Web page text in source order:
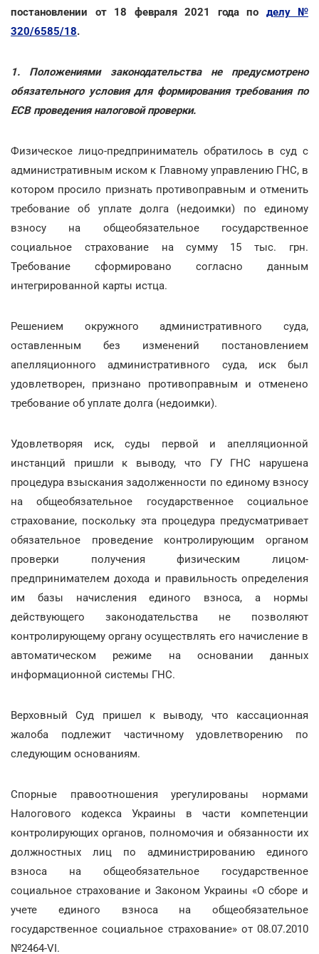
постановлении от 18 февраля 2021 года по делу №
320/6585/18.
1. Положениями законодательства не предусмотрено
обязательного условия для формирования требования по
ЕСВ проведения налоговой проверки.
Физическое лицо-предприниматель обратилось в суд с
административным иском к Главному управлению ГНС, в
котором просило признать противоправным и отменить
требование об уплате долга (недоимки) по единому
взносу на общеобязательное государственное
социальное страхование на сумму 15 тыс. грн.
Требование сформировано согласно данным
интегрированной карты истца.
Решением окружного административного суда,
оставленным без изменений постановлением
апелляционного административного суда, иск был
удовлетворен, признано противоправным и отменено
требование об уплате долга (недоимки).
Удовлетворяя иск, суды первой и апелляционной
инстанций пришли к выводу, что ГУ ГНС нарушена
процедура взыскания задолженности по единому взносу
на общеобязательное государственное социальное
страхование, поскольку эта процедура предусматривает
обязательное проведение контролирующим органом
проверки получения физическим лицом-
предпринимателем дохода и правильность определения
им базы начисления единого взноса, а нормы
действующего законодательства не позволяют
контролирующему органу осуществлять его начисление в
автоматическом режиме на основании данных
информационной системы ГНС.
Верховный Суд пришел к выводу, что кассационная
жалоба подлежит частичному удовлетворению по
следующим основаниям.
Спорные правоотношения урегулированы нормами
Налогового кодекса Украины в части компетенции
контролирующих органов, полномочия и обязанности их
должностных лиц по администрированию единого
взноса на общеобязательное государственное
социальное страхование и Законом Украины «О сборе и
учете единого взноса на общеобязательное
государственное социальное страхование» от 08.07.2010
№2464-VI.